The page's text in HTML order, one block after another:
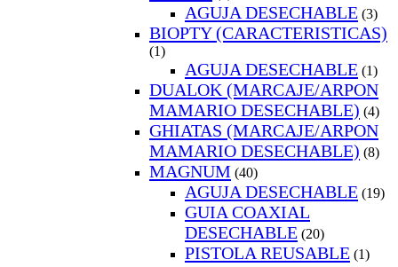
AGUJA DESECHABLE (3)
BIOPTY (CARACTERISTICAS)
(1)
AGUJA DESECHABLE (1)
DUALOK (MARCAJE/ARPON
MAMARIO DESECHABLE) (4)
GHIATAS (MARCAJE/ARPON
MAMARIO DESECHABLE) (8)
MAGNUM (40)
AGUJA DESECHABLE (19)
GUIA COAXIAL
DESECHABLE (20)
PISTOLA REUSABLE (1)